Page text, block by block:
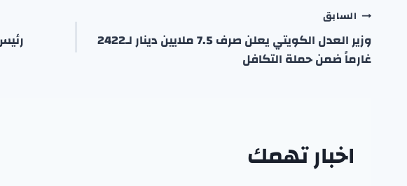
تصفّح
المقالات
السابق
وزير العدل الكويتي يعلن صرف 7.5 ملايين دينار لـ2422
غارماً ضمن حملة التكافل
اخبار تهمك